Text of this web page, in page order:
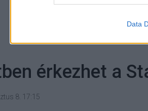
Data
Hozzászólások
érkezhet a
8. 17:15